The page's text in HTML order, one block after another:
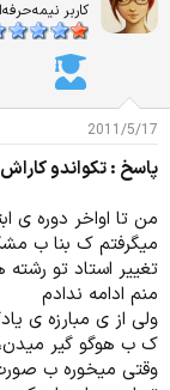
کاربر
2011/5/17
پاسخ : تکواندو
من تا اواخر دوره ی
میگرفتم ک بنا ب
تغییر استاد تو
منم ادامه ندادم
ولی از ی مبارزه ی
ک ب هوگو گیر
وقتی میخوره ب